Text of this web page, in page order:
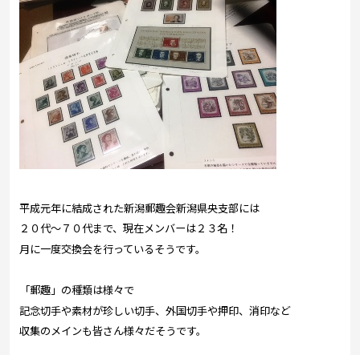
平成元年に結成された新潟郵趣会新潟県央支部には
２０代～７０代まで、現在メンバーは２３名！
月に一度交換会を行っているそうです。
「郵趣」の種類は様々で
記念切手や素材が珍しい切手、外国切手や押印、消印など
収集のメインも皆さん様々だそうです。